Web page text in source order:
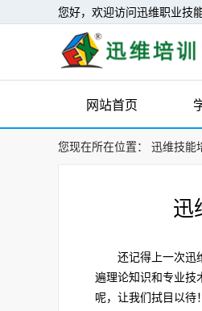
您好，欢迎访问迅维职业技
网站首页
您现在所在位置： 迅维技能
迅
还记得上一次迅维
遍理论知识和专业技
呢，让我们拭目以待！